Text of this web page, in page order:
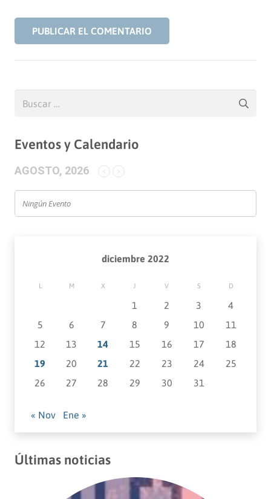
PUBLICAR EL COMENTARIO
Eventos y Calendario
AGOSTO, 2026
Ningún Evento
diciembre 2022
L M X J V S D
1 2 3
4
5
6 7 8 9 10
11
12
13 14 15 16 17
18
19
20 21 22 23 24
25
26
27 28 29 30 31
« Nov Ene »
Últimas noticias